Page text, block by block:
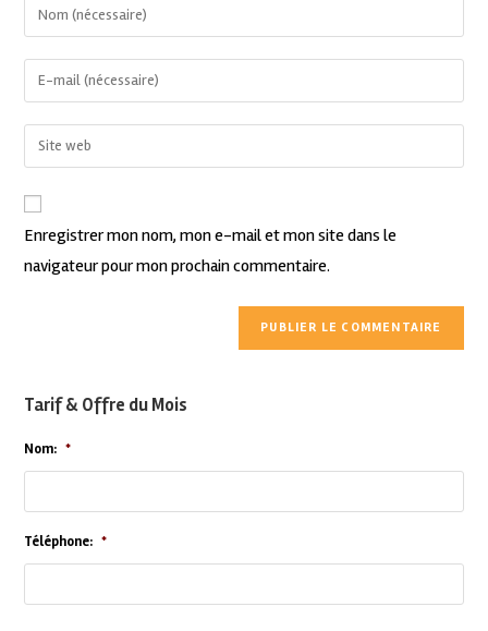
Enregistrer mon nom, mon e-mail et mon site dans le
navigateur pour mon prochain commentaire.
Tarif & Offre du Mois
Nom: *
Téléphone: *